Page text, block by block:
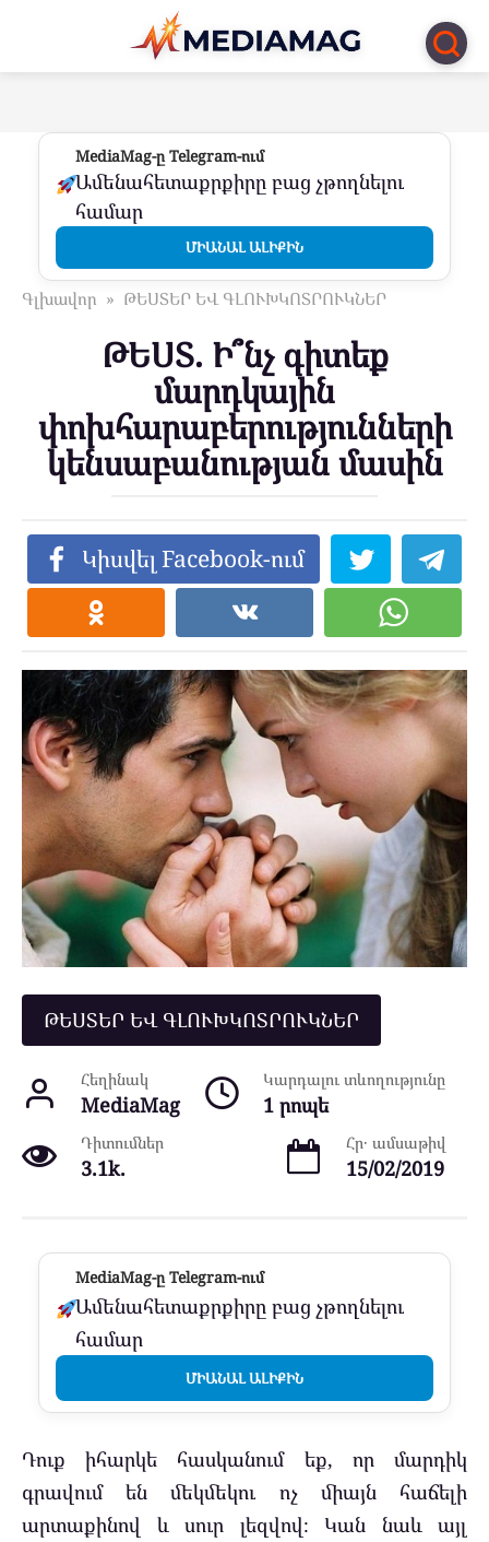
Перейти
контенту
MediaMag-ը Telegram-ում
Ամենահետաքրքիրը բաց չթողնելու
համար
ՄԻԱՆԱԼ ԱԼԻՔԻՆ
Գլխավոր » ԹԵՍՏԵՐ ԵՎ ԳԼՈՒԽԿՈՏՐՈՒԿՆԵՐ
ԹԵՍՏ. Ի՞նչ գիտեք
մարդկային
փոխհարաբերությունների
կենսաբանության մասին
Կիսվել Facebook-ում
ԹԵՍՏԵՐ ԵՎ ԳԼՈՒԽԿՈՏՐՈՒԿՆԵՐ
Հեղինակ
MediaMag
Կարդալու տևողությունը
1 րոպե
Դիտումներ
3.1k.
Հր․ ամսաթիվ
15/02/2019
MediaMag-ը Telegram-ում
Ամենահետաքրքիրը բաց չթողնելու
համար
ՄԻԱՆԱԼ ԱԼԻՔԻՆ
Դուք իհարկե հասկանում եք, որ մարդիկ
գրավում են մեկմեկու ոչ միայն հաճելի
արտաքինով և սուր լեզվով։ Կան նաև այլ